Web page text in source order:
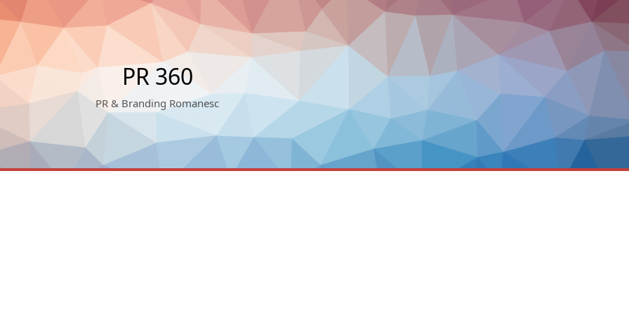
PR 360
PR & Branding Romanesc